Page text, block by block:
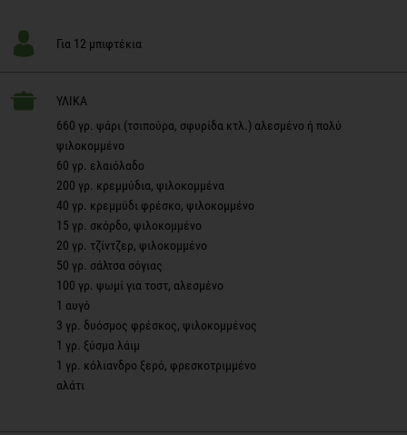
Για 12 μπιφτέκια
ΥΛΙΚΑ
660 γρ. ψάρι (τσιπούρα, σφυρίδα κτλ.) αλεσμένο ή πολύ
ψιλοκομμένο
60 γρ. ελαιόλαδο
200 γρ. κρεμμύδια, ψιλοκομμένα
40 γρ. κρεμμύδι φρέσκο, ψιλοκομμένο
15 γρ. σκόρδο, ψιλοκομμένο
20 γρ. τζίντζερ, ψιλοκομμένο
50 γρ. σάλτσα σόγιας
100 γρ. ψωμί για τοστ, αλεσμένο
1 αυγό
3 γρ. δυόσμος φρέσκος, ψιλοκομμένος
1 γρ. ξύσμα λάιμ
1 γρ. κόλιανδρο ξερό, φρεσκοτριμμένο
αλάτι